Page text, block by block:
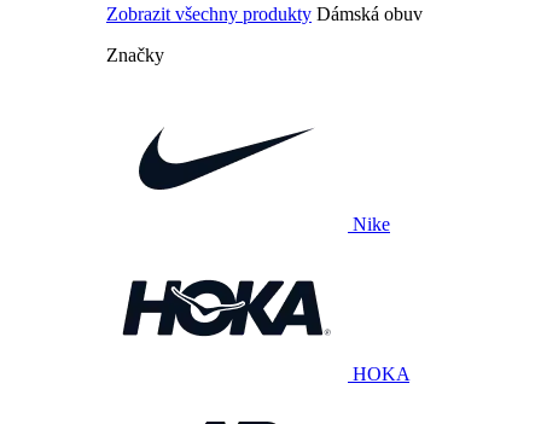
Zobrazit všechny produkty Dámská obuv
Značky
Nike
HOKA